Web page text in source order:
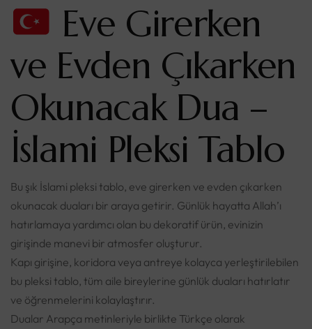
Eve Girerken
ve Evden Çıkarken
Okunacak Dua –
İslami Pleksi Tablo
Bu şık İslami pleksi tablo, eve girerken ve evden çıkarken
okunacak duaları bir araya getirir. Günlük hayatta Allah’ı
hatırlamaya yardımcı olan bu dekoratif ürün, evinizin
girişinde manevi bir atmosfer oluşturur.
Kapı girişine, koridora veya antreye kolayca yerleştirilebilen
bu pleksi tablo, tüm aile bireylerine günlük duaları hatırlatır
ve öğrenmelerini kolaylaştırır.
Dualar Arapça metinleriyle birlikte Türkçe olarak